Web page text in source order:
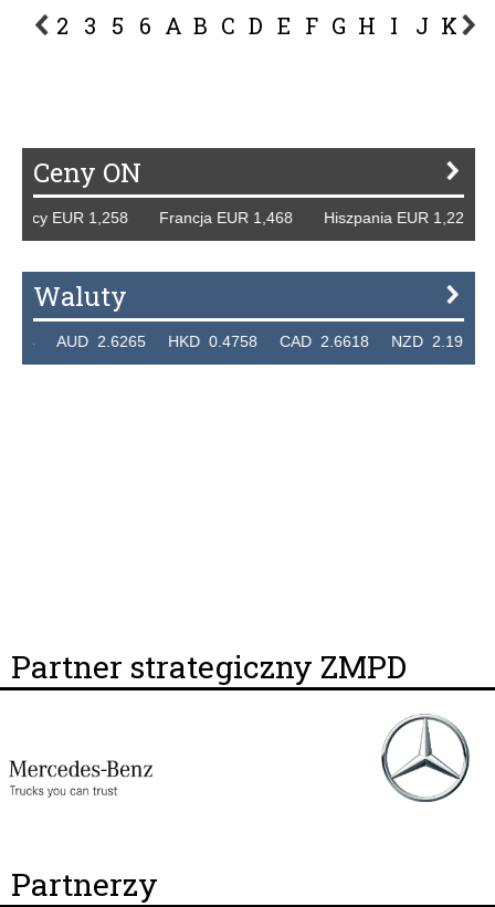
2 3 5 6 A B C D E F G H I J K L
Ceny ON
EUR 1,258 Francja EUR 1,468 Hiszpania EUR
Waluty
AUD 2.6265 HKD 0.4758 CAD 2.6618 NZD
Partner strategiczny ZMPD
Partnerzy